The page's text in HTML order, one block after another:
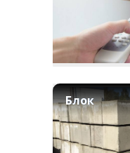
Блок